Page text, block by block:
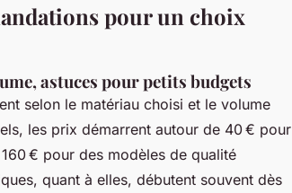
pour un choix
astuces pour petits budgets
selon le matériau choisi et le volume
les prix démarrent autour de 40 € pour
€ pour des modèles de qualité
quant à elles, débutent souvent dès